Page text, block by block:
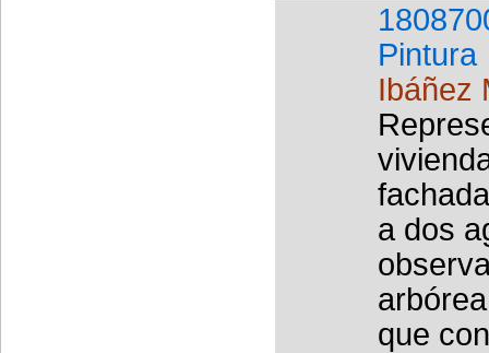
Pintura
Ibáñez
a dos
que